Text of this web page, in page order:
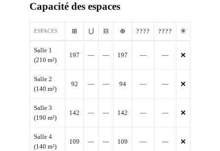
Capacité des espaces
ESPACES ⊞ ⋃ ⊟ ⊕ ???? ???? ☀
Salle 1
(210 m²)
197 — — 197 — — ❌
Salle 2
(140 m²)
92 — — 94 — — ❌
Salle 3
(190 m²)
142 — — 142 — — ❌
Salle 4
(140 m²)
109 — — 109 — — ❌